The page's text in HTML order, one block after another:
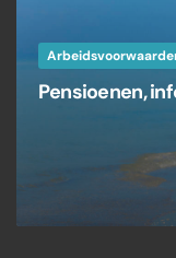
Pensioenen,